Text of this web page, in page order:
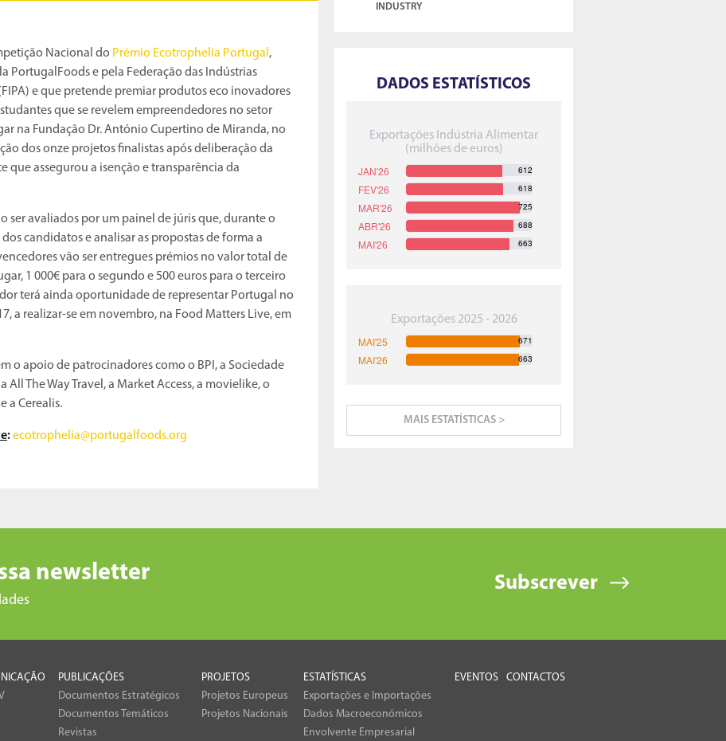
Nacional do Prémio Ecotrophelia Portugal ,
PortugalFoods e pela Federação das Indústrias
e que pretende premiar produtos eco inovadores
que se revelem empreendedores no setor
na Fundação Dr. António Cupertino de Miranda, no
dos onze projetos finalistas após deliberação da
que assegurou a isenção e transparência da
ser avaliados por um painel de júris que, durante o
candidatos e analisar as propostas de forma a
vão ser entregues prémios no valor total de
1 000€ para o segundo e 500 euros para o terceiro
terá ainda oportunidade de representar Portugal no
a realizar-se em novembro, na Food Matters Live, em
o apoio de patrocinadores como o BPI, a Sociedade
All The Way Travel, a Market Access, a movielike, o
a Cerealis.
:ecotrophelia@portugalfoods.org
INDUSTRY
DADOS ESTATÍSTICOS
Exportações Indústria Alimentar
(milhões de euros)
612
618
725
688
663
Exportações 2025 - 2026
671
663
MAIS ESTATÍSTICAS >
newsletter Subscrever
PUBLICAÇÕES
Documentos Estratégicos
Documentos Temáticos
Revistas
PROJETOS
Projetos Europeus
Projetos Nacionais
ESTATÍSTICAS
Exportações e Importações
Dados Macroeconómicos
Envolvente Empresarial
EVENTOS CONTACTOS